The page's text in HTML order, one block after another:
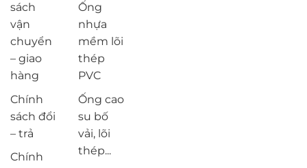
sách
vận
chuyển
– giao
hàng
Chính
sách đổi
– trả
Chính
Ống
nhựa
mềm lõi
thép
PVC
Ống cao
su bố
vải, lõi
thép...